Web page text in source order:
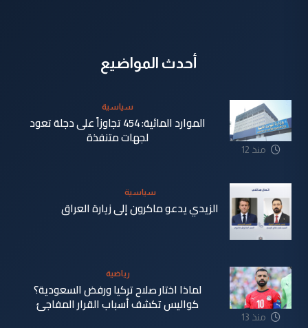
أحدث المواضيع
منذ 12
سياسية
الموارد المائية: 454 تجاوزاً على دجلة تعود
لجهات متنفذة
ساعة
سياسية
الزيدي يدعو ماكرون إلى زيارة العراق
منذ 13
رياضية
لماذا اختار صلاح تركيا ورفض السعودية؟
كواليس تكشف أسباب القرار المفاجئ